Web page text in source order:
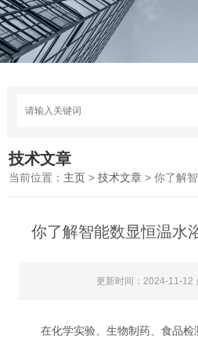
技术文章
当前位置： 主页 >技术文章 > 你了解智
你了解智能数显恒温水
更新时间：2024-11-12
在化学实验、生物制药、食品检